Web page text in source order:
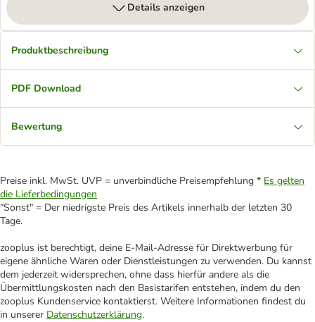
Details anzeigen
Produktbeschreibung
PDF Download
Bewertung
Preise inkl. MwSt. UVP = unverbindliche Preisempfehlung * Es gelten
die Lieferbedingungen
"Sonst" = Der niedrigste Preis des Artikels innerhalb der letzten 30
Tage.
zooplus ist berechtigt, deine E-Mail-Adresse für Direktwerbung für
eigene ähnliche Waren oder Dienstleistungen zu verwenden. Du kannst
dem jederzeit widersprechen, ohne dass hierfür andere als die
Übermittlungskosten nach den Basistarifen entstehen, indem du den
zooplus Kundenservice kontaktierst. Weitere Informationen findest du
in unserer Datenschutzerklärung.